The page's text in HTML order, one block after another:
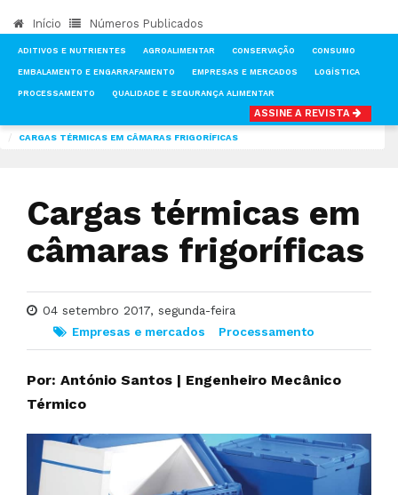
Início Números Publicados
ADITIVOS E NUTRIENTES AGROALIMENTAR CONSERVAÇÃO CONSUMO
EMBALAMENTO E ENGARRAFAMENTO EMPRESAS E MERCADOS LOGÍSTICA
PROCESSAMENTO QUALIDADE E SEGURANÇA ALIMENTAR
ASSINE A REVISTA
CARGAS TÉRMICAS EM CÂMARAS FRIGORÍFICAS
Cargas térmicas em
câmaras frigoríficas
04 setembro 2017, segunda-feira
Empresas e mercados
Processamento
Por: António Santos | Engenheiro Mecânico
Térmico